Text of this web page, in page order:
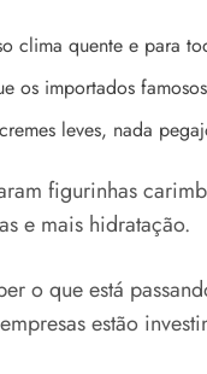
clima quente e para
os importados
leves, nada
figurinhas
e mais hidratação.
o que está
estão